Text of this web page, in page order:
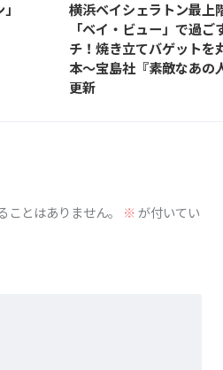
横浜ベイシェラトン最上
「ベイ・ビュー」で過ご
チ！焼き立てバゲットを
本〜宝島社『素敵なあの
更新
とはありません。 ※が付いてい